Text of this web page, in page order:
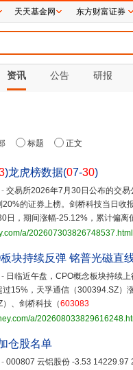
资讯 公告 研报
标题 正文
)龙虎榜数据(07-30)
- 交易所2026年7月30日公布的交
20%的证券上榜。剑桥科技当日
日，期间涨幅-25.12%，累计偏离
a/202607303826748537.html
块持续反弹 铭普光磁直
- 日临近午盘，CPO概念板块持续
过15%，天孚通信（300394.SZ
、剑桥科技（603083
a/
仓股名单
- 000807 云铝股份 -3.53 14229.97
天天基金网 东方财富证券